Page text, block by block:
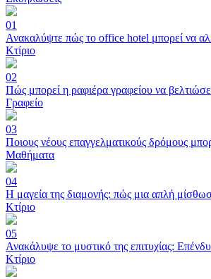
01
Ανακαλύψτε πώς το office hotel μπορεί να
Κτίριο
02
Πώς μπορεί η ραφιέρα γραφείου να
Γραφείο
03
Ποιους νέους επαγγελματικούς δρόμους
Μαθήματα
04
Η μαγεία της διαμονής: πώς μια απλή
Κτίριο
05
Ανακάλυψε το μυστικό της επιτυχίας:
Κτίριο